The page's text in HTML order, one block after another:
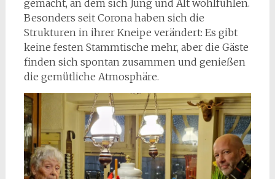
gemacht, an dem sich Jung und Alt wohlfühlen.
Besonders seit Corona haben sich die
Strukturen in ihrer Kneipe verändert: Es gibt
keine festen Stammtische mehr, aber die Gäste
finden sich spontan zusammen und genießen
die gemütliche Atmosphäre.